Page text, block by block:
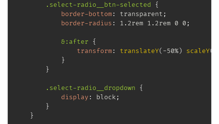
.select-radio__btn-selected
{
border-bottom: transparent ;
border-radius : 1.2rem 1.2rem 0 0 ;
&:after
{
transform: translateY( -50%) scaleY(
}
}
.select-radio__dropdown
{
display : block;
}
}